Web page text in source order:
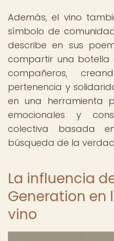
Además, el vino
símbolo de
describe en sus
compartir una botella
compañeros,
pertenencia y
en una herramienta
emocionales y
colectiva basada
búsqueda de la
La influencia
Generation en
vino